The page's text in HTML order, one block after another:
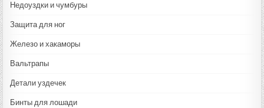
Недоуздки и чумбуры
Защита для ног
Железо и хакаморы
Вальтрапы
Детали уздечек
Бинты для лошади